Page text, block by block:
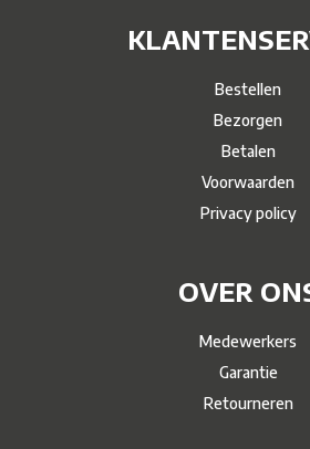
Bestellen
Bezorgen
Betalen
Voorwaarden
Privacy policy
OVER
Medewerkers
Garantie
Retourneren